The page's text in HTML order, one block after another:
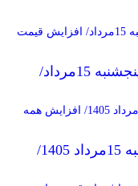
قیمت طلا، دلار و سکه امروز پنجشنبه 15مرداد/
قیمت طلا و سکه امروز پنجشنبه 15مرداد 1405/